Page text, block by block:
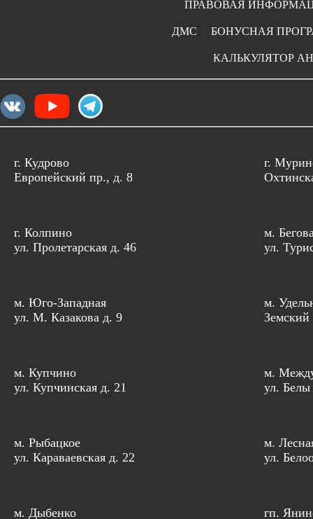
ПРАВОВАЯ
БОНУСНАЯ
ДМС
КАЛЬКУЛЯТОР
г. Кудрово
Европейский пр., д. 8
г.
г. Колпино
ул. Пролетарская д. 46
м.
ул.
м. Юго-Западная
ул. М. Казакова д. 9
м.
Земский
м. Купчино
ул. Купчинская д. 21
м.
ул.
м. Рыбацкое
ул. Караваевская д. 22
м.
ул.
м. Дыбенко
гп.